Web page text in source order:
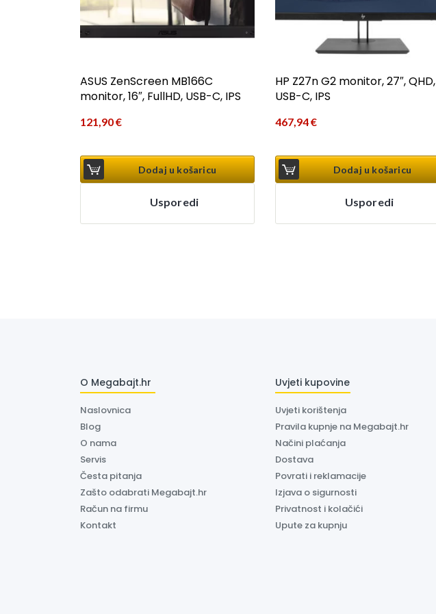
ASUS ZenScreen MB166C
monitor, 16″, FullHD, USB-C, IPS
121,90€
Dodaj u košaricu
Usporedi
HP Z27n G2 monitor, 27″, QHD,
USB-C, IPS
467,94€
Dodaj u košaricu
Usporedi
O Megabajt.hr
Naslovnica
Blog
O nama
Servis
Česta pitanja
Zašto odabrati Megabajt.hr
Račun na firmu
Kontakt
Uvjeti kupovine
Uvjeti korištenja
Pravila kupnje na Megabajt.hr
Načini plaćanja
Dostava
Povrati i reklamacije
Izjava o sigurnosti
Privatnost i kolačići
Upute za kupnju